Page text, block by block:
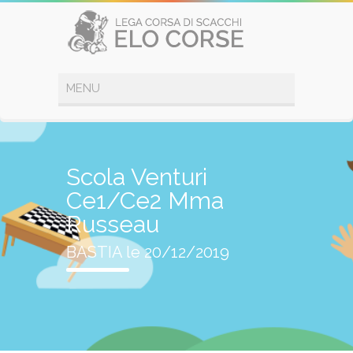
Scola Venturi
Ce1/Ce2 Mma
Russeau
BASTIA le 20/12/2019